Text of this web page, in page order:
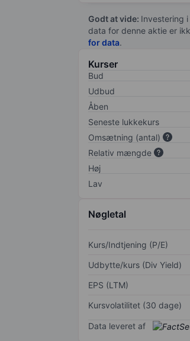
Godt at vide: Investering
data for denne aktie er
for data.
Kurser
Bud
Udbud
Åben
Seneste lukkekurs
Omsætning (antal)
Relativ mængde
Høj
Lav
Nøgletal
Kurs/Indtjening (P/E)
Udbytte/kurs (Div Yield)
EPS (LTM)
Kursvolatilitet (30 dage)
Data leveret af